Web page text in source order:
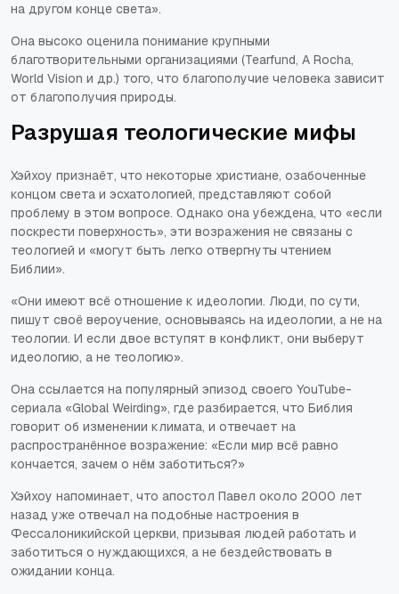
на другом конце света».
Она высоко оценила понимание крупными
благотворительными организациями (Tearfund, A Rocha,
World Vision и др.) того, что благополучие человека зависит
от благополучия природы.
Разрушая теологические мифы
Хэйхоу признаёт, что некоторые христиане, озабоченные
концом света и эсхатологией, представляют собой
проблему в этом вопросе. Однако она убеждена, что «если
поскрести поверхность», эти возражения не связаны с
теологией и «могут быть легко отвергнуты чтением
Библии».
«Они имеют всё отношение к идеологии. Люди, по сути,
пишут своё вероучение, основываясь на идеологии, а не на
теологии. И если двое вступят в конфликт, они выберут
идеологию, а не теологию».
Она ссылается на популярный эпизод своего YouTube-
сериала «Global Weirding», где разбирается, что Библия
говорит об изменении климата, и отвечает на
распространённое возражение: «Если мир всё равно
кончается, зачем о нём заботиться?»
Хэйхоу напоминает, что апостол Павел около 2000 лет
назад уже отвечал на подобные настроения в
Фессалоникийской церкви, призывая людей работать и
заботиться о нуждающихся, а не бездействовать в
ожидании конца.